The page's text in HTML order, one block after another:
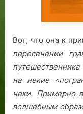
Вот, что она к
пересечении
на некие
чеки. Примерно
волшебным